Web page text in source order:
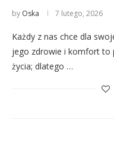
by Oska 7 lutego, 2026
Każdy z nas chce dla
jego zdrowie i komfort to
życia; dlatego …